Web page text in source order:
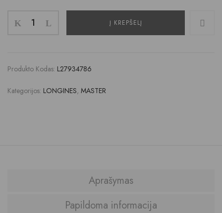
Į KREPŠELĮ
Produkto Kodas: L27934786
Kategorijos: LONGINES, MASTER
Aprašymas
Papildoma informacija